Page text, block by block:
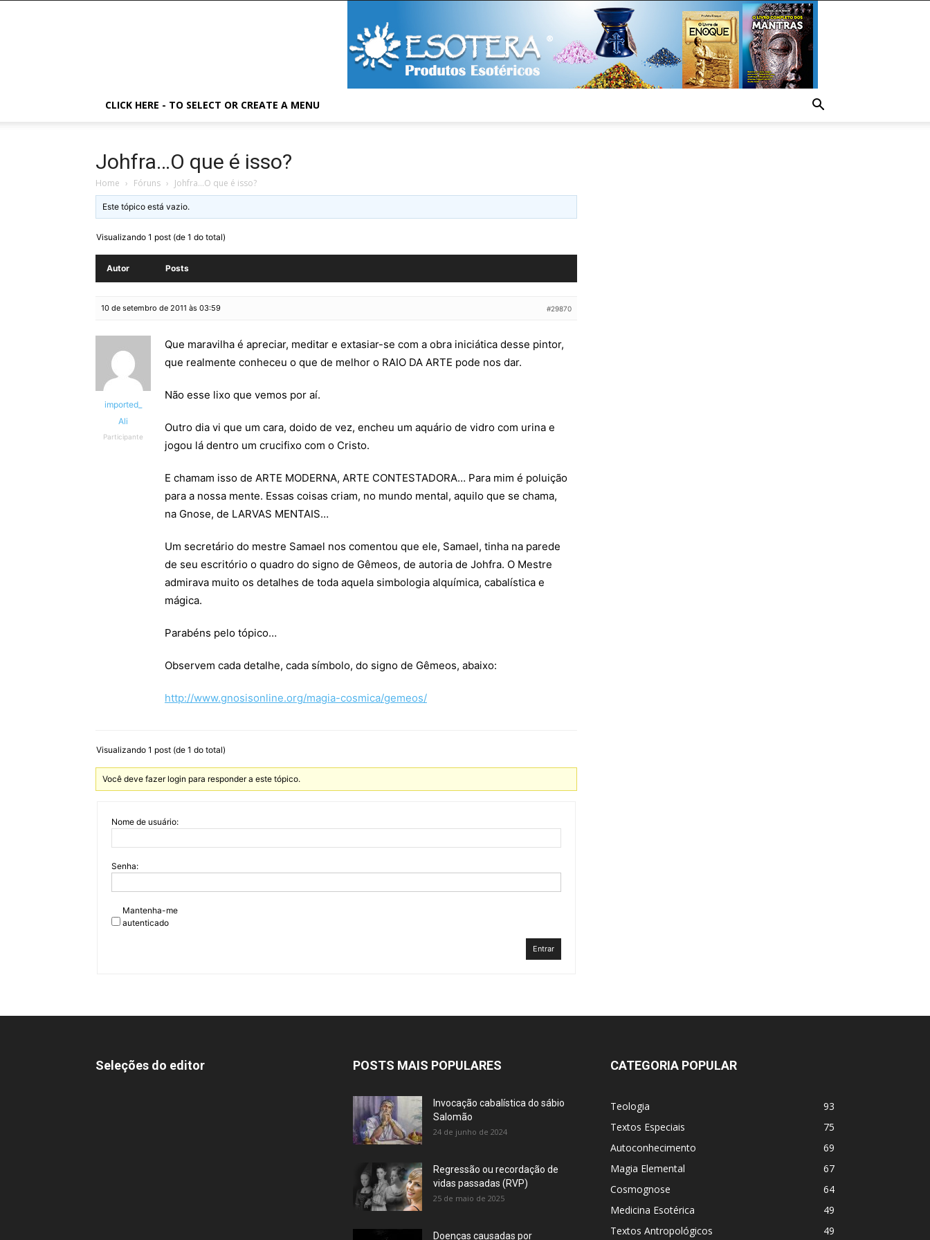
CLICK HERE - TO SELECT OR CREATE A MENU
Johfra…O que é isso?
Home › Fóruns › Johfra…O que é isso?
Este tópico está vazio.
Visualizando 1 post (de 1 do total)
Autor Posts
10 de setembro de 2011 às 03:59 #29870
imported_
Ali
Participante
Que maravilha é apreciar, meditar e extasiar-se com a obra iniciática desse pintor,
que realmente conheceu o que de melhor o RAIO DA ARTE pode nos dar.
Não esse lixo que vemos por aí.
Outro dia vi que um cara, doido de vez, encheu um aquário de vidro com urina e
jogou lá dentro um crucifixo com o Cristo.
E chamam isso de ARTE MODERNA, ARTE CONTESTADORA… Para mim é poluição
para a nossa mente. Essas coisas criam, no mundo mental, aquilo que se chama,
na Gnose, de LARVAS MENTAIS…
Um secretário do mestre Samael nos comentou que ele, Samael, tinha na parede
de seu escritório o quadro do signo de Gêmeos, de autoria de Johfra. O Mestre
admirava muito os detalhes de toda aquela simbologia alquímica, cabalística e
mágica.
Parabéns pelo tópico…
Observem cada detalhe, cada símbolo, do signo de Gêmeos, abaixo:
http://www.gnosisonline.org/magia-cosmica/gemeos/
Visualizando 1 post (de 1 do total)
Você deve fazer login para responder a este tópico.
Nome de usuário:
Senha:
Mantenha-me
autenticado
Entrar
Seleções do editor POSTS MAIS POPULARES
Invocação cabalística do sábio
Salomão
24 de junho de 2024
Regressão ou recordação de
vidas passadas (RVP)
25 de maio de 2025
Doenças causadas por
CATEGORIA POPULAR
Teologia
93
Textos Especiais
75
Autoconhecimento
69
Magia Elemental
67
Cosmognose
64
Medicina Esotérica
49
Textos Antropológicos
49